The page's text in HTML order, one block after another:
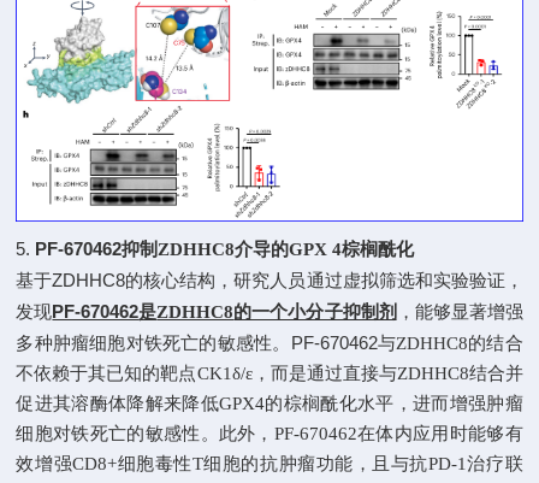
5. PF-670462抑制 ZDHHC8介导的GPX 4棕榈酰化
基于ZDHHC8的核心结构，研究人员通过虚拟筛选和实验验证，
发现PF-670462是ZDHHC8的一个小分子抑制剂 ，能够显著增强
多种肿瘤细胞对铁死亡的敏感性。 PF-670462与ZDHHC8的结合
不依赖于其已知的靶点CK1δ/ε，而是通过直接与ZDHHC8结合并
促进其溶酶体降解来降低GPX4的棕榈酰化水平，进而增强肿瘤
细胞对铁死亡的敏感性。此外， PF-670462在体内应用时能够有
效增强CD8+细胞毒性T细胞的抗肿瘤功能，且与抗PD-1治疗联